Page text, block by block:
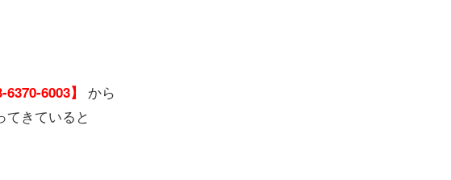
6003】
から
てきていると